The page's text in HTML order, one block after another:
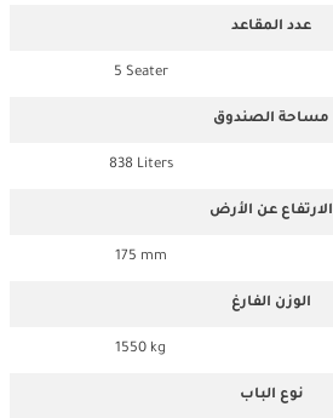
عدد المقاعد
5 Seater
مساحة الصندوق
838 Liters
الارتفاع عن الأرض
175 mm
الوزن الفارغ
1550 kg
نوع الباب